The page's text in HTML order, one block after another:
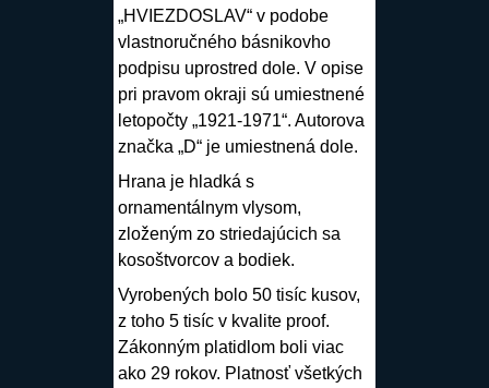
„HVIEZDOSLAV“ v podobe
vlastnoručného básnikovho
podpisu uprostred dole. V opise
pri pravom okraji sú umiestnené
letopočty „1921-1971“. Autorova
značka „D“ je umiestnená dole.
Hrana je hladká s
ornamentálnym vlysom,
zloženým zo striedajúcich sa
kosoštvorcov a bodiek.
Vyrobených bolo 50 tisíc kusov,
z toho 5 tisíc v kvalite proof.
Zákonným platidlom boli viac
ako 29 rokov. Platnosť všetkých